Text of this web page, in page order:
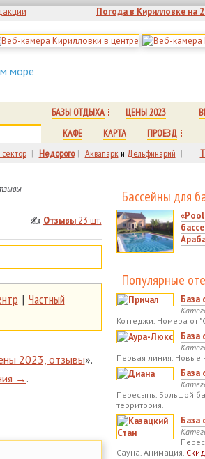
Погода в Кирилловке на
море
БАЗЫ ОТДЫХА ЦЕНЫ 2023
КАФЕ
КАРТА ПРОЕЗД
| Недорого | Аквапарки Дельфинарий |
✍ Отзывы23 шт.
| Частный
2023, отзывы».
→.
Бассейны для
Популярные
База
Коттеджи. Номера от
База
Первая линия. Новые
База
Пересыпь. Большой
территория.
База
Сауна. Анимация.